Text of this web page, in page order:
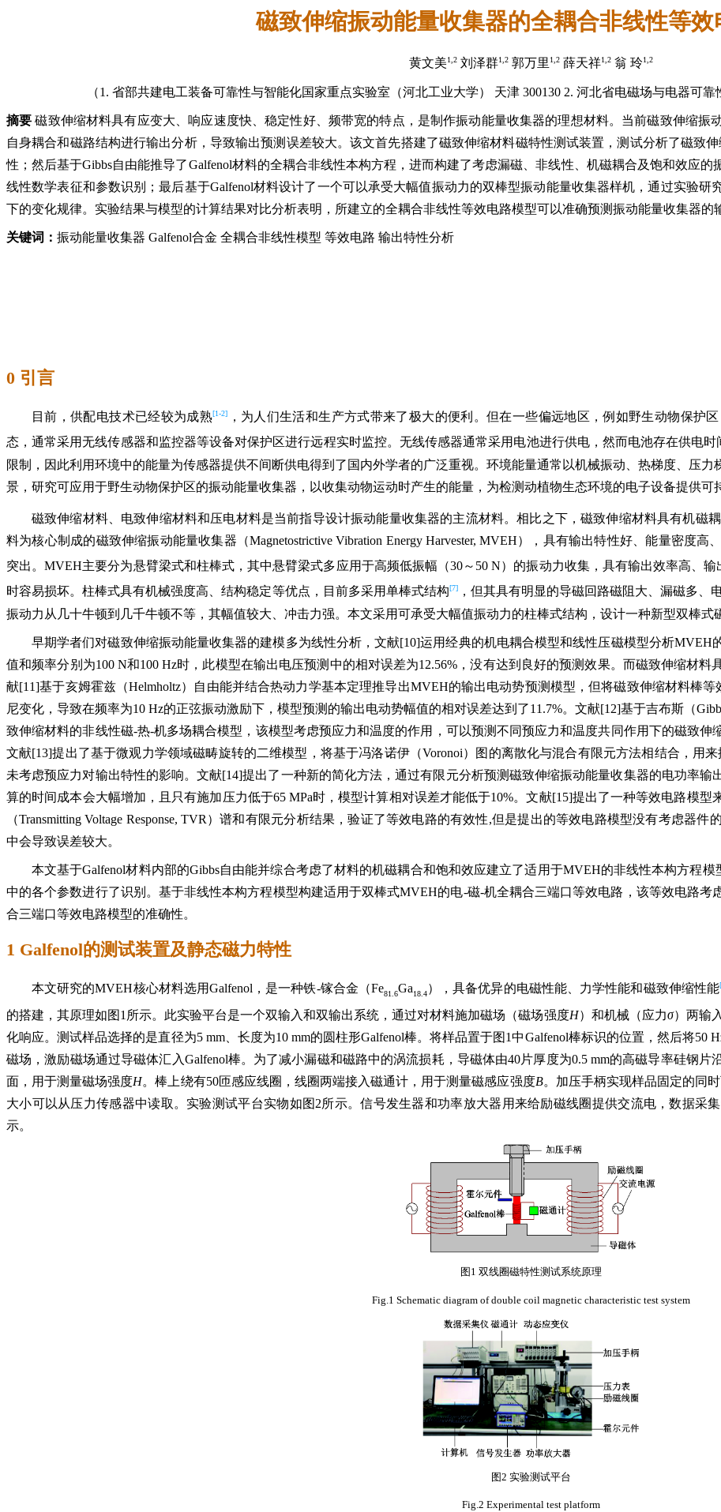
磁致伸缩振动能量收集器的全耦合非线性等效
黄文美1,2刘泽群1,2郭万里 1,2薛天祥1,2翁 玲1,2
（1. 省部共建电工装备可靠性与智能化国家重点实验室（河北工业大学） 天津 300130 2. 河北省电磁场与电器可靠
摘要磁致伸缩材料具有应变大、响应速度快、稳定性好、频带宽的特点，是制作振动能量收集器的理想材料。当前磁致伸缩
自身耦合和磁路结构进行输出分析，导致输出预测误差较大。该文首先搭建了磁致伸缩材料磁特性测试装置，测试分析了磁致
性；然后基于Gibbs自由能推导了Galfenol材料的全耦合非线性本构方程，进而构建了考虑漏磁、非线性、机磁耦合及饱和效应
线性数学表征和参数识别；最后基于Galfenol材料设计了一个可以承受大幅值振动力的双棒型振动能量收集器样机，通过实验
下的变化规律。实验结果与模型的计算结果对比分析表明，所建立的全耦合非线性等效电路模型可以准确预测振动能量收集器的
关键词： 振动能量收集器 Galfenol合金 全耦合非线性模型 等效电路 输出特性分析
0 引言
目前，供配电技术已经较为成熟[1-2]
，为人们生活和生产方式带来了极大的便利。但在一些偏远地区，例如野生动物保护
态，通常采用无线传感器和监控器等设备对保护区进行远程实时监控。无线传感器通常采用电池进行供电，然而电池存在供电
限制，因此利用环境中的能量为传感器提供不间断供电得到了国内外学者的广泛重视。环境能量通常以机械振动、热梯度、压
景，研究可应用于野生动物保护区的振动能量收集器，以收集动物运动时产生的能量，为检测动植物生态环境的电子设备提供可
磁致伸缩材料、电致伸缩材料和压电材料是当前指导设计振动能量收集器的主流材料。相比之下，磁致伸缩材料具有机磁
料为核心制成的磁致伸缩振动能量收集器（Magnetostrictive Vibration Energy Harvester, MVEH），具有输出特性好、能量密度
突出。MVEH主要分为悬臂梁式和柱棒式，其中悬臂梁式多应用于高频低振幅（30～50 N）的振动力收集，具有输出效率高、输
时容易损坏。柱棒式具有机械强度高、结构稳定等优点，目前多采用单棒式结构[7]，但其具有明显的导磁回路磁阻大、漏磁多、
振动力从几十牛顿到几千牛顿不等，其幅值较大、冲击力强。本文采用可承受大幅值振动力的柱棒式结构，设计一种新型双棒式
早期学者们对磁致伸缩振动能量收集器的建模多为线性分析，文献[10]运用经典的机电耦合模型和线性压磁模型分析
值和频率分别为100 N和100 Hz时，此模型在输出电压预测中的相对误差为12.56%，没有达到良好的预测效果。而磁致伸缩材
献[11]基于亥姆霍兹（Helmholtz）自由能并结合热动力学基本定理推导出MVEH的输出电动势预测模型，但将磁致伸缩材料棒
尼变化，导致在频率为10 Hz的正弦振动激励下，模型预测的输出电动势幅值的相对误差达到了11.7%。文献[12]基于吉布斯（
致伸缩材料的非线性磁-热-机多场耦合模型，该模型考虑预应力和温度的作用，可以预测不同预应力和温度共同作用下的磁致伸
文献[13]提出了基于微观力学领域磁畴旋转的二维模型，将基于冯洛诺伊（Voronoi）图的离散化与混合有限元方法相结合，用
未考虑预应力对输出特性的影响。文献[14]提出了一种新的简化方法，通过有限元分析预测磁致伸缩振动能量收集器的电功率
算的时间成本会大幅增加，且只有施加压力低于65 MPa时，模型计算相对误差才能低于10%。文献[15]提出了一种等效电路模
（Transmitting Voltage Response, TVR）谱和有限元分析结果，验证了等效电路的有效性,但是提出的等效电路模型没有考虑器
中会导致误差较大。
本文基于Galfenol材料内部的Gibbs自由能并综合考虑了材料的机磁耦合和饱和效应建立了适用于MVEH的非线性本构方程
中的各个参数进行了识别。基于非线性本构方程模型构建适用于双棒式MVEH的电-磁-机全耦合三端口等效电路，该等效电路
合三端口等效电路模型的准确性。
1 Galfenol的测试装置及静态磁力特性
本文研究的MVEH核心材料选用Galfenol，是一种铁-镓合金（Fe81.6Ga18.4），具备优异的电磁性能、力学性能和磁致伸缩性能
的搭建，其原理如图1所示。此实验平台是一个双输入和双输出系统，通过对材料施加磁场（磁场强度H）和机械（应力σ）两输
化响应。测试样品选择的是直径为5 mm、长度为10 mm的圆柱形Galfenol棒。将样品置于图1中Galfenol棒标识的位置，然后将
磁场，激励磁场通过导磁体汇入Galfenol棒。为了减小漏磁和磁路中的涡流损耗，导磁体由40片厚度为0.5 mm的高磁导率硅钢
面，用于测量磁场强度H。棒上绕有50匝感应线圈，线圈两端接入磁通计，用于测量磁感应强度B。加压手柄实现样品固定的同
大小可以从压力传感器中读取。实验测试平台实物如图2所示。信号发生器和功率放大器用来给励磁线圈提供交流电，数据采
示。
图1 双线圈磁特性测试系统原理
Fig.1 Schematic diagram of double coil magnetic characteristic test system
图2 实验测试平台
Fig.2 Experimental test platform